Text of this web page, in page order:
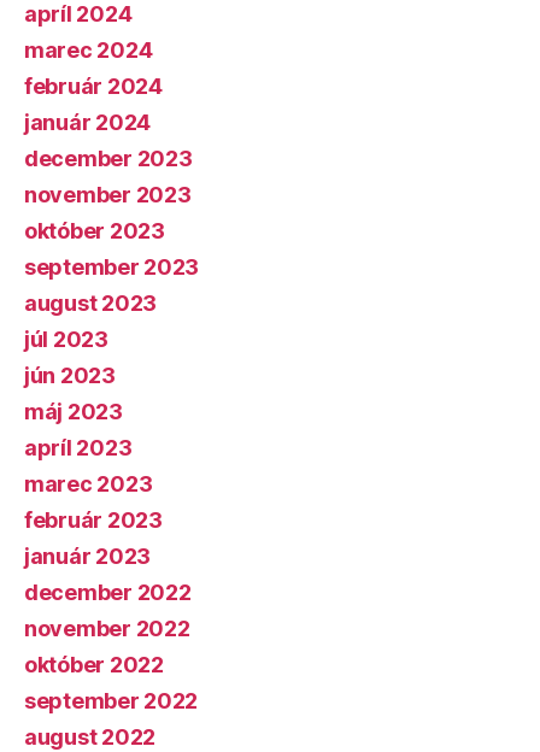
apríl 2024
marec 2024
február 2024
január 2024
december 2023
november 2023
október 2023
september 2023
august 2023
júl 2023
jún 2023
máj 2023
apríl 2023
marec 2023
február 2023
január 2023
december 2022
november 2022
október 2022
september 2022
august 2022